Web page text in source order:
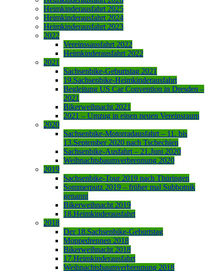
Heimkinderausfahrt 2025
Heimkinderausfahrt 2024
Heimkinderausfahrt 2023
2022
Vereinssausfahrt 2022
Heimkinderausfahrt 2022
2021
Sachsenbike-Geburtstag 2021
19.Sachsenbike-Heimkinderausfahrt
Begleitung US Car Convention in Dresden –
2021
Bikerweihnacht 2021
2021 – Umzug in einen neuen Vereinsraum
2020
Sachsenbike-Motorradausfahrt – 11. bis
13.September 2020 nach Tschechien
Sachsenbike-Ausfahrt – 21.Juni 2020
Weihnachtsbaumverbrennung 2020
2019
Sachsenbike-Tour 2019 nach Thüringen
Sommerputz 2019 – früher mal Subbotnik
genannt
Bikerweihnacht 2019
18.Heimkinderausfahrt
2018
Der 18.Sachsenbike-Geburtstag
Moppedrennen 2018
Bikerweihnacht 2018
17.Heimkinderausfahrt
Weihnachtsbaumverbrennung 2018